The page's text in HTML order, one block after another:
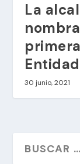
La
30 junio, 2021